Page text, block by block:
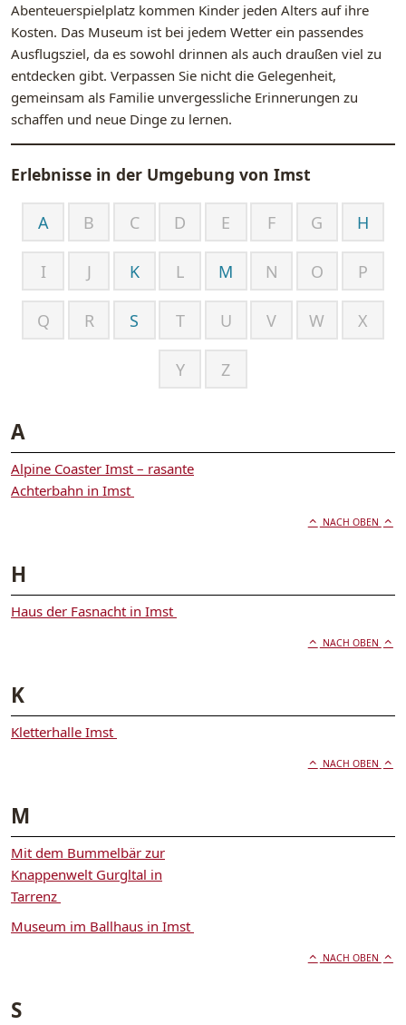
Abenteuerspielplatz kommen Kinder jeden Alters auf ihre
Kosten. Das Museum ist bei jedem Wetter ein passendes
Ausflugsziel, da es sowohl drinnen als auch draußen viel zu
entdecken gibt. Verpassen Sie nicht die Gelegenheit,
gemeinsam als Familie unvergessliche Erinnerungen zu
schaffen und neue Dinge zu lernen.
Erlebnisse in der Umgebung von Imst
A B C D E F G H
I J K L M N O P
Q R S T U V W X
Y Z
A
Alpine Coaster Imst – rasante
Achterbahn in Imst
NACH OBEN
H
Haus der Fasnacht in Imst
NACH OBEN
K
Kletterhalle Imst
NACH OBEN
M
Mit dem Bummelbär zur
Knappenwelt Gurgltal in
Tarrenz
Museum im Ballhaus in Imst
NACH OBEN
S